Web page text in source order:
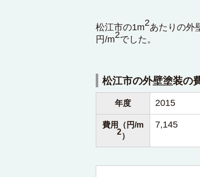
松江市の1m2あたりの外
円/m2でした。
松江市の外壁塗装の
年度 2015
費用（円/m
2）
7,145